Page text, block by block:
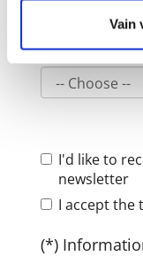
Vain
Gender:
I'd like to
newsletter
I accept the
(*)